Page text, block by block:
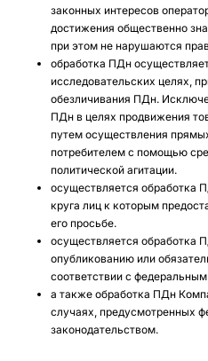
законных интересов
достижения общественно
при этом не нарушаются
обработка ПДн
исследовательских целях,
обезличивания ПДн.
ПДн в целях продвижения
путем осуществления
потребителем с помощью
политической агитации.
осуществляется обработка
круга лиц к которым
его просьбе.
осуществляется обработка
опубликованию или
соответствии с
а также обработка ПДн
случаях, предусмотренных
законодательством.